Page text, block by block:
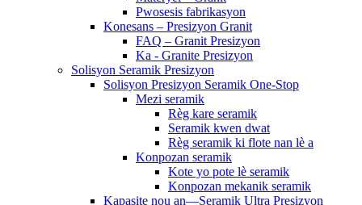
Pwosesis fabrikasyon
Konesans – Presizyon Granit
FAQ – Granit Presizyon
Ka - Granite Presizyon
Solisyon Seramik Presizyon
Solisyon Presizyon Seramik One-Stop
Mezi seramik
Règ kare seramik
Seramik kwen dwat
Règ seramik ki flote nan lè a
Konpozan seramik
Kote yo pote lè seramik
Konpozan mekanik seramik
Kapasite nou an—Seramik Ultra Presizyon